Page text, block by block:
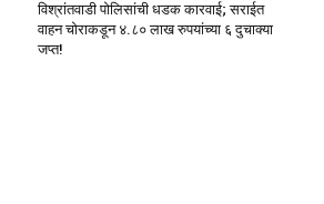
विश्रांतवाडी पोलिसांची धडक कारवाई; सराईत
वाहन चोराकडून ४.८० लाख रुपयांच्या ६ दुचाक्या
जप्त!